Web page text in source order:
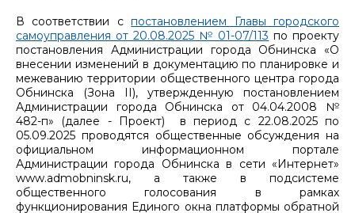
В соответствии спостановлением Главы городского
самоуправления от 20.08.2025 № 01-07/113 по проекту
постановления Администрации города Обнинска «О
внесении изменений в документацию по планировке и
межеванию территории общественного центра города
Обнинска (Зона II), утвержденную постановлением
Администрации города Обнинска от 04.04.2008 №
482-п» (далее - Проект) в период с 22.08.2025 по
05.09.2025 проводятся общественные обсуждения на
официальном информационном портале
Администрации города Обнинска в сети «Интернет»
www.admobninsk.ru, а также в подсистеме
общественного голосования в рамках
функционирования Единого окна платформы обратной